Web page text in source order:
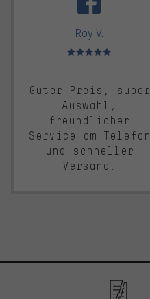
Roy V.
Bewertungen: 5 von 5
Guter Preis, super
Auswahl,
freundlicher
Service am Telefon
und schneller
Versand.